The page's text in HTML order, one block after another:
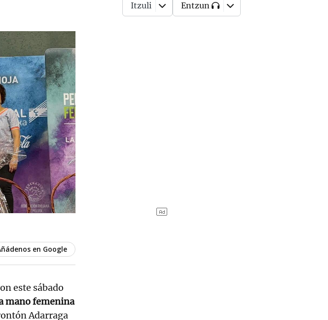
Itzuli Entzun
en Google
este sábado
mano femenina
Adarraga